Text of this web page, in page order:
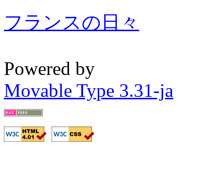
フランスの日々
Powered by
Movable Type 3.31-ja